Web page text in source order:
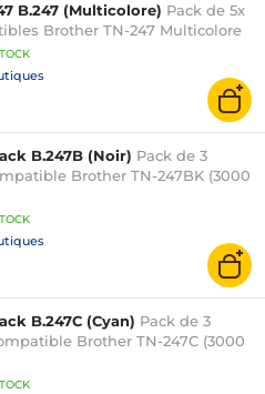
B.247 (Multicolore) Pack de 5x
Brother TN-247 Multicolore
B.247B (Noir) Pack de 3
Brother TN-247BK (3000
B.247C (Cyan) Pack de 3
Brother TN-247C (3000